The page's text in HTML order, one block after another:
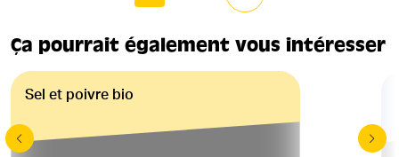
Ça pourrait également vous intéresser
Sel et poivre bio